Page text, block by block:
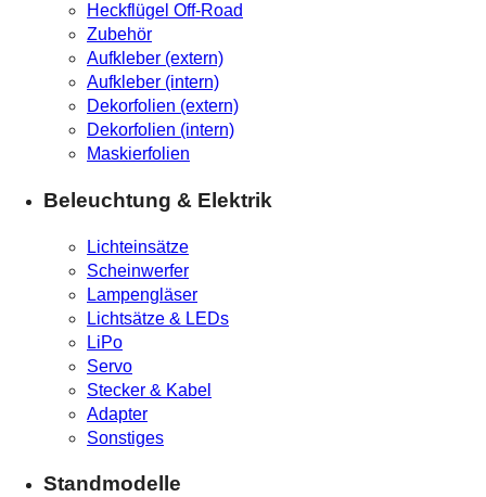
Heckflügel Off-Road
Zubehör
Aufkleber (extern)
Aufkleber (intern)
Dekorfolien (extern)
Dekorfolien (intern)
Maskierfolien
Beleuchtung & Elektrik
Lichteinsätze
Scheinwerfer
Lampengläser
Lichtsätze & LEDs
LiPo
Servo
Stecker & Kabel
Adapter
Sonstiges
Standmodelle